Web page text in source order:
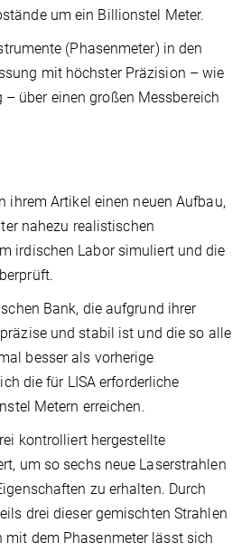
um ein Billionstel Meter.
(Phasenmeter) in den
mit höchster Präzision – wie
über einen großen Messbereich
ihrem Artikel einen neuen Aufbau,
nahezu realistischen
irdischen Labor simuliert und die
Bank, die aufgrund ihrer
und stabil ist und die so alle
besser als vorherige
die für LISA erforderliche
Metern erreichen.
kontrolliert hergestellte
um so sechs neue Laserstrahlen
zu erhalten. Durch
drei dieser gemischten Strahlen
mit dem Phasenmeter lässt sich